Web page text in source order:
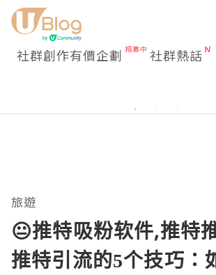
社群創作有價企劃 社群熱話
旅遊
😐推特吸粉软件,推特
推特引流的5个技巧：